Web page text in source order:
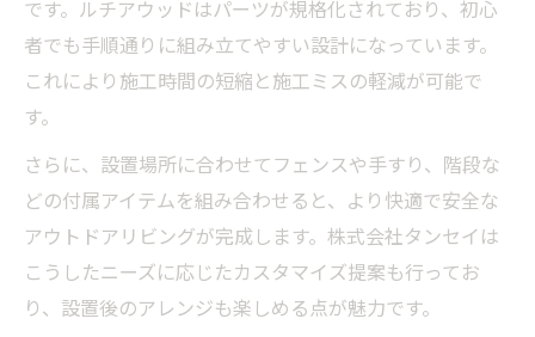
です。ルチアウッドはパーツが規格化されており、初心
者でも手順通りに組み立てやすい設計になっています。
これにより施工時間の短縮と施工ミスの軽減が可能で
す。
さらに、設置場所に合わせてフェンスや手すり、階段な
どの付属アイテムを組み合わせると、より快適で安全な
アウトドアリビングが完成します。株式会社タンセイは
こうしたニーズに応じたカスタマイズ提案も行ってお
り、設置後のアレンジも楽しめる点が魅力です。